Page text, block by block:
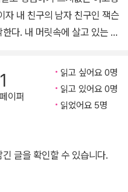
자 내 친구의 남자 친구인 잭슨
다. 내 머릿속에 살고 있는 두
견과 ‘잭슨과 한번 사귀어 보
, 나는 급기야 친구들을 다 잃
은 포기할 수 없던 내 정성이
, 잭슨은 내게 ‘추수 감사절
밀한 제안을 한다. 나는 얼떨결
밤을 보내야 하는지 혼란스
구 알리시아마저 우리의 순
1
이퍼
읽고 싶어요 0명
읽고 있어요 0명
읽었어요 5명
글을 확인할 수 있습니다.